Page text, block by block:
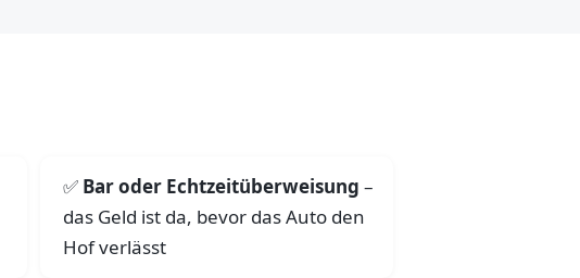
Bar oder Echtzeitüberweisung –
das Geld ist da, bevor das Auto den
Hof verlässt